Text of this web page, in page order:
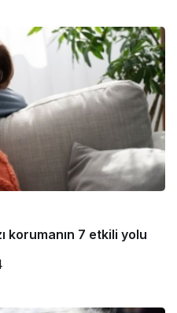
korumanın 7 etkili yolu